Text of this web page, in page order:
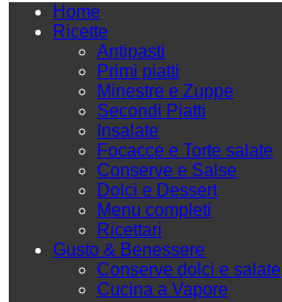
Home
Ricette
Antipasti
Primi piatti
Minestre e Zuppe
Secondi Piatti
Insalate
Focacce e Torte salate
Conserve e Salse
Dolci e Dessert
Menu completi
Ricettari
Gusto & Benessere
Conserve dolci e salate
Cucina a Vapore